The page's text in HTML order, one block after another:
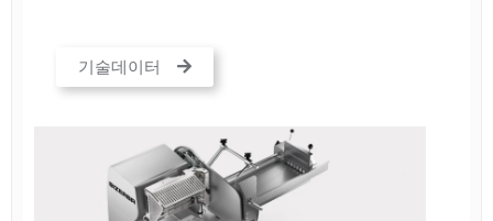
기술데이터